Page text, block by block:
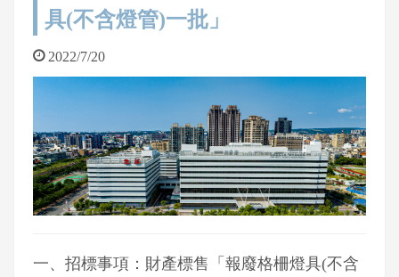
具(不含燈管)一批」
2022/7/20
一、招標事項：財產標售「報廢格柵燈具(不含